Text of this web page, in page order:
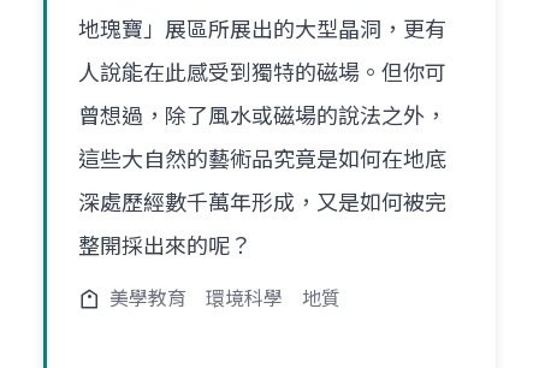
地瑰寶」展區所展出的大型晶洞，更有
人說能在此感受到獨特的磁場。但你可
曾想過，除了風水或磁場的說法之外，
這些大自然的藝術品究竟是如何在地底
深處歷經數千萬年形成，又是如何被完
整開採出來的呢？
美學教育 環境科學 地質